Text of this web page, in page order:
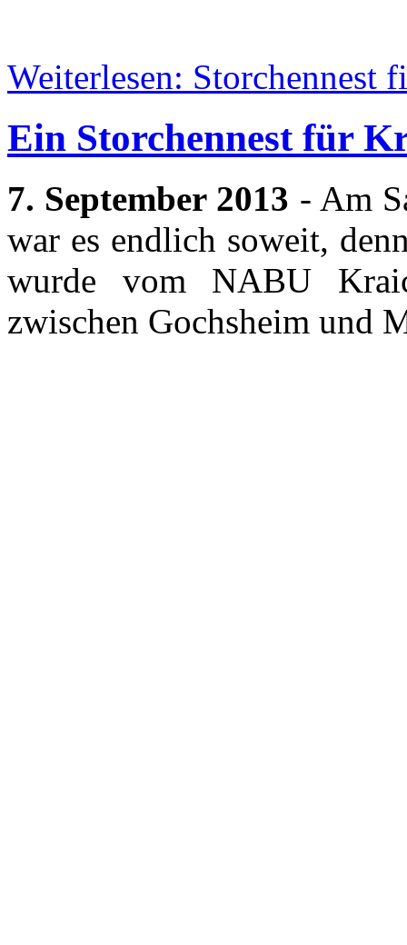
Weiterlesen: Storchennest
Ein Storchennest für
7. September 2013 - Am
war es endlich soweit,
wurde vom NABU
zwischen Gochsheim und